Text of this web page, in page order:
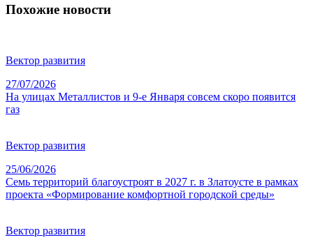
Похожие новости
Вектор развития
27/07/2026
На улицах Металлистов и 9-е Января совсем скоро появится
газ
Вектор развития
25/06/2026
Семь территорий благоустроят в 2027 г. в Златоусте в рамках
проекта «Формирование комфортной городской среды»
Вектор развития